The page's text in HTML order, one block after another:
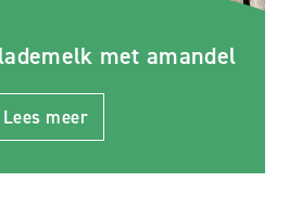
met amandel
Lees meer